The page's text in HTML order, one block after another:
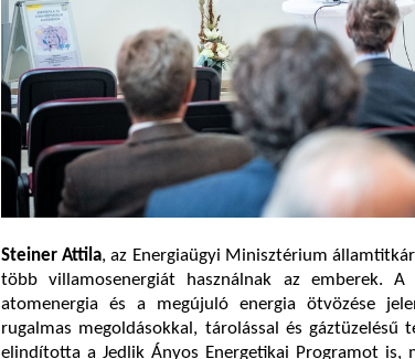
Steiner Attila, az Energiaügyi Minisztérium
több villamosenergiát használnak az emberek. A
atomenergia és a megújuló energia ötvözése
rugalmas megoldásokkal, tárolással és gáztüzelésű
elindította a Jedlik Ányos Energetikai Programot is,